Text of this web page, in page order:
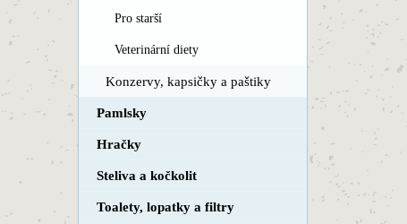
Pro starší
Veterinární diety
Konzervy, kapsičky a paštiky
Pamlsky
Hračky
Steliva a kočkolit
Toalety, lopatky a filtry